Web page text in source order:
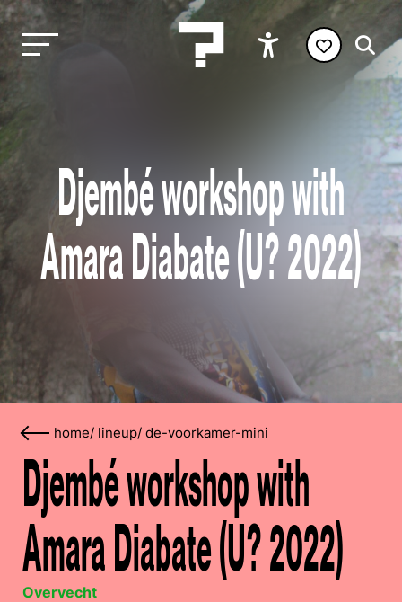
Djembé workshop with
Amara Diabate (U? 2022)
home/ lineup/ de-voorkamer-mini
Djembé workshop with
Amara Diabate (U? 2022)
Overvecht